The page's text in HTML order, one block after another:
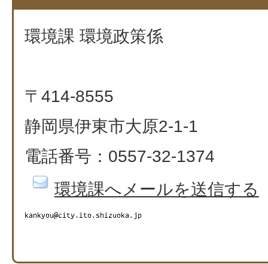
環境課 環境政策係
〒414-8555
静岡県伊東市大原2-1-1
電話番号：0557-32-1374
環境課へメールを送信する